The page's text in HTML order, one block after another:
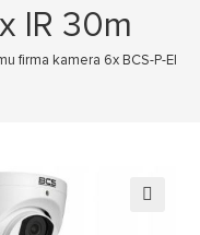
IR 30m
firma kamera 6x BCS-P-